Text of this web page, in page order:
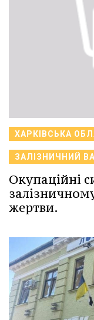
ХАРКІВСЬКА
ЗАЛІЗНИЧНИЙ
Окупаційні
жертви.